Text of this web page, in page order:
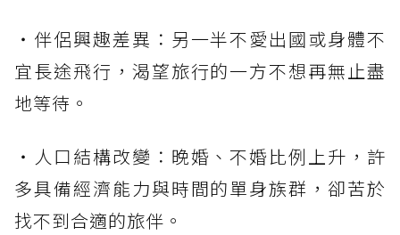
・伴侶興趣差異：另一半不愛出國或身體不
宜長途飛行，渴望旅行的一方不想再無止盡
地等待。
・人口結構改變：晚婚、不婚比例上升，許
多具備經濟能力與時間的單身族群，卻苦於
找不到合適的旅伴。